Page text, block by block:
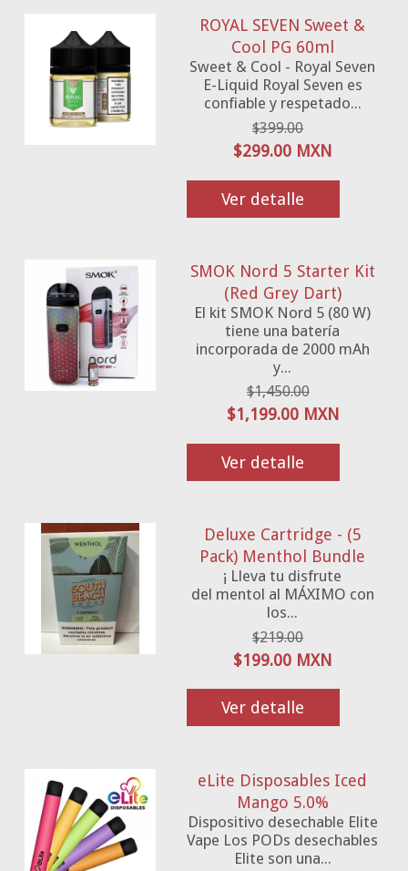
ROYAL SEVEN Sweet &
Cool PG 60ml
Sweet & Cool - Royal Seven
E-Liquid Royal Seven es
confiable y respetado...
$399.00
$299.00 MXN
Ver detalle
SMOK Nord 5 Starter Kit
(Red Grey Dart)
El kit SMOK Nord 5 (80 W)
tiene una batería
incorporada de 2000 mAh
y...
$1,450.00
$1,199.00 MXN
Ver detalle
Deluxe Cartridge - (5
Pack) Menthol Bundle
¡ Lleva tu disfrute
del mentol al MÁXIMO con
los...
$219.00
$199.00 MXN
Ver detalle
eLite Disposables Iced
Mango 5.0%
Dispositivo desechable Elite
Vape Los PODs desechables
Elite son una...